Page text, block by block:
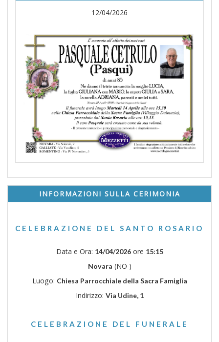
12/04/2026
INFORMAZIONI SULLA CERIMONIA
CELEBRAZIONE DEL SANTO ROSARIO
Data e Ora: 14/04/2026ore 15:15
Novara (NO )
Luogo: Chiesa Parrocchiale della Sacra Famiglia
Indirizzo: Via Udine, 1
CELEBRAZIONE DEL FUNERALE